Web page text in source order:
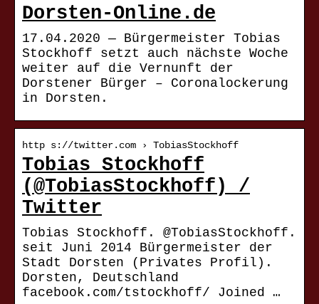
Dorsten-Online.de
17.04.2020 — Bürgermeister Tobias
Stockhoff setzt auch nächste Woche
weiter auf die Vernunft der
Dorstener Bürger – Coronalockerung
in Dorsten.
http s://twitter.com › TobiasStockhoff
Tobias Stockhoff
(@TobiasStockhoff) /
Twitter
Tobias Stockhoff. @TobiasStockhoff.
seit Juni 2014 Bürgermeister der
Stadt Dorsten (Privates Profil).
Dorsten, Deutschland
facebook.com/tstockhoff/ Joined …